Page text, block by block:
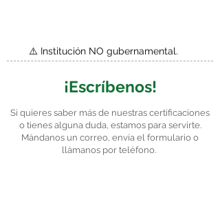
⚠️ Institución NO gubernamental.
¡Escríbenos!
Si quieres saber más de nuestras certificaciones
o tienes alguna duda, estamos para servirte.
Mándanos un correo, envía el formulario o
llámanos por teléfono.